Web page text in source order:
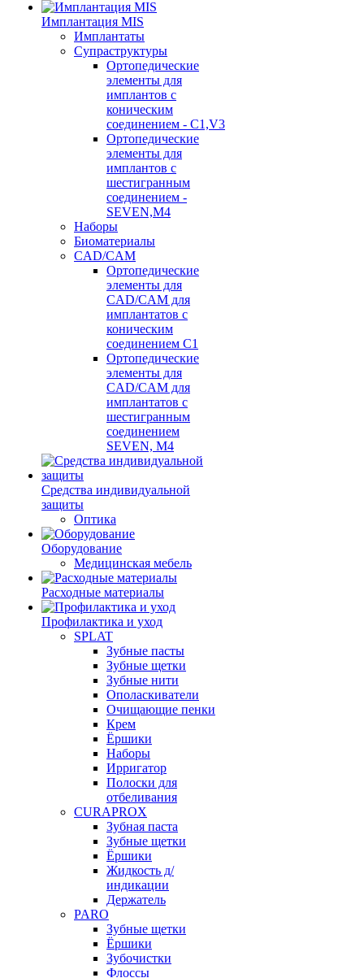
Имплантация MIS
Имплантаты
Супраструктуры
Ортопедические
элементы для
имплантов с
коническим
соединением - C1,V3
Ортопедические
элементы для
имплантов с
шестигранным
соединением -
SEVEN,M4
Наборы
Биоматериалы
CAD/CAM
Ортопедические
элементы для
CAD/CAM для
имплантатов с
коническим
соединением С1
Ортопедические
элементы для
CAD/CAM для
имплантатов с
шестигранным
соединением
SEVEN, М4
Средства индивидуальной
защиты
Оптика
Оборудование
Медицинская мебель
Расходные материалы
Профилактика и уход
SPLAT
Зубные пасты
Зубные щетки
Зубные нити
Ополаскиватели
Очищающие пенки
Крем
Ёршики
Наборы
Ирригатор
Полоски для
отбеливания
CURAPROX
Зубная паста
Зубные щетки
Ёршики
Жидкость д/
индикации
Держатель
PARO
Зубные щетки
Ёршики
Зубочистки
Флоссы